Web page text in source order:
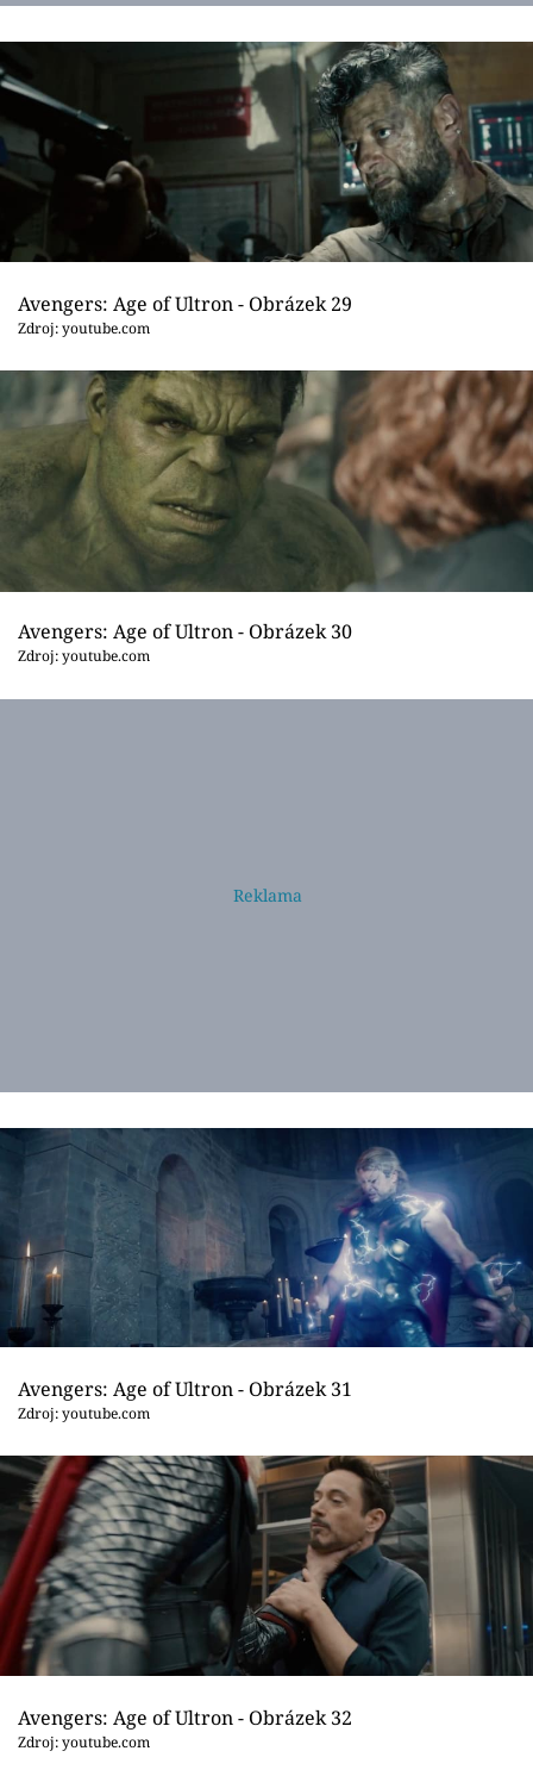
Avengers: Age of Ultron - Obrázek 29
Zdroj: youtube.com
Avengers: Age of Ultron - Obrázek 30
Zdroj: youtube.com
Avengers: Age of Ultron - Obrázek 31
Zdroj: youtube.com
Avengers: Age of Ultron - Obrázek 32
Zdroj: youtube.com